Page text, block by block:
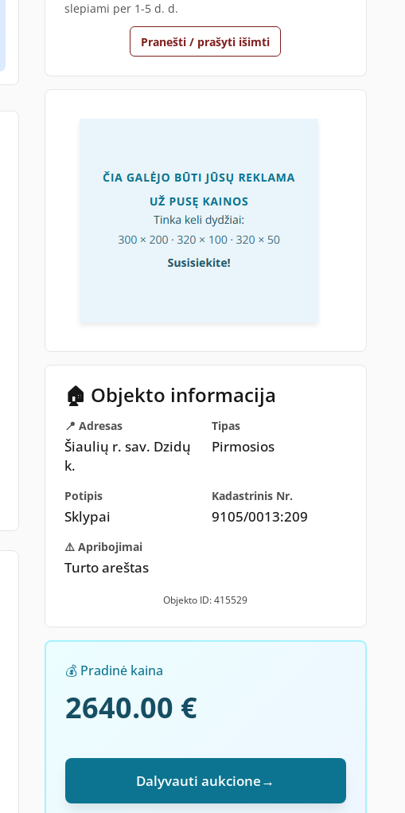
slepiami per 1-5 d. d.
Pranešti / prašyti išimti
🏠 Objekto informacija
📍 Adresas
Šiaulių r. sav. Dzidų
k.
Tipas
Pirmosios
Potipis
Sklypai
Kadastrinis Nr.
9105/0013:209
⚠️ Apribojimai
Turto areštas
Objekto ID: 415529
💰 Pradinė kaina
2640.00 €
Dalyvauti aukcione→